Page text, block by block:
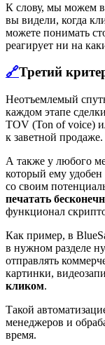
К слову, мы можем
вы видели, когда
можете понимать
реагирует ни на
🔗Третий
Неотъемлемый
каждом этапе
TOV (Ton of voice)
к заветной продаже.
А также у любого
который ему
со своим
печатать
функционал
Как пример, в
в нужном разделе
отправлять
картинки,
кликом.
Такой
менеджеров и
время.